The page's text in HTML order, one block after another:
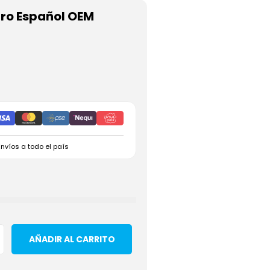
Español OEM
a todo el país
AÑADIR AL CARRITO